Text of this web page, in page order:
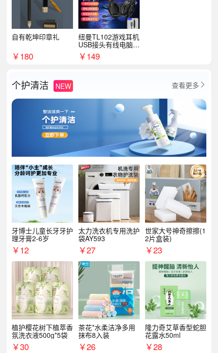
自有乾坤印章礼
￥180
纽曼TL102游戏耳机
USB接头有线电脑耳
机耳麦
￥149
个护清洁 NEW 查看更多 
牙博士儿童长牙牙护
理牙膏2-6岁
￥12
太力洗衣机专用洗护
袋AY593
￥27
世家大号神奇擦擦(1
2片盒装)
￥23
植护樱花树下植萃香
氛洗衣液500g*5袋
￥30
茶花*水柔洁净多用
抹布8入装
￥26
隆力奇艾草香型蛇胆
花露水50ml
￥28